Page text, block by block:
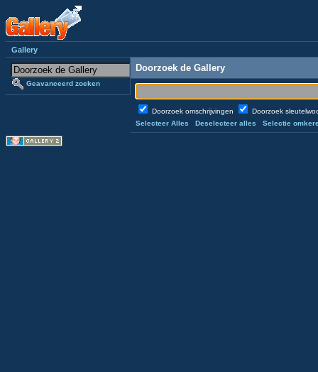
Gallery
Geavanceerd zoeken
Doorzoek de Gallery
Doorzoek omschrijvingen
Doorzoek
Selecteer Alles
Deselecteer alles Selectie